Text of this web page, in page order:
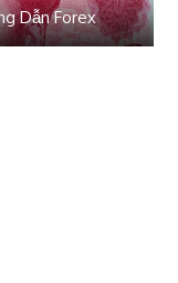
Dẫn Forex